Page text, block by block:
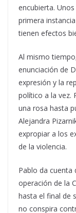
encubierta.
primera
tienen efectos
Al mismo
enunciación de
expresión y la
político a la vez.
una rosa hasta
Alejandra
expropiar a los
de la violencia.
Pablo da
operación de la
hasta el final de
no conspira